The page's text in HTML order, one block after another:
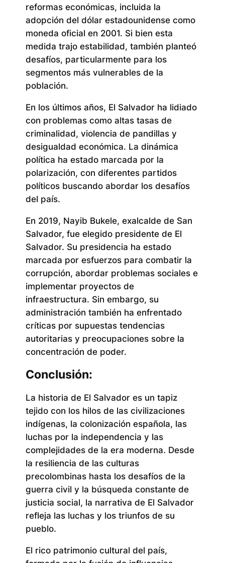
reformas económicas, incluida la
adopción del dólar estadounidense como
moneda oficial en 2001. Si bien esta
medida trajo estabilidad, también planteó
desafíos, particularmente para los
segmentos más vulnerables de la
población.
En los últimos años, El Salvador ha lidiado
con problemas como altas tasas de
criminalidad, violencia de pandillas y
desigualdad económica. La dinámica
política ha estado marcada por la
polarización, con diferentes partidos
políticos buscando abordar los desafíos
del país.
En 2019, Nayib Bukele, exalcalde de San
Salvador, fue elegido presidente de El
Salvador. Su presidencia ha estado
marcada por esfuerzos para combatir la
corrupción, abordar problemas sociales e
implementar proyectos de
infraestructura. Sin embargo, su
administración también ha enfrentado
críticas por supuestas tendencias
autoritarias y preocupaciones sobre la
concentración de poder.
Conclusión:
La historia de El Salvador es un tapiz
tejido con los hilos de las civilizaciones
indígenas, la colonización española, las
luchas por la independencia y las
complejidades de la era moderna. Desde
la resiliencia de las culturas
precolombinas hasta los desafíos de la
guerra civil y la búsqueda constante de
justicia social, la narrativa de El Salvador
refleja las luchas y los triunfos de su
pueblo.
El rico patrimonio cultural del país,